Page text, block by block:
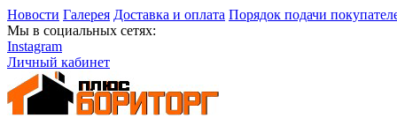
Новости Галерея Доставка и оплата Порядок подачи
Мы в социальных сетях:
Instagram
Личный кабинет